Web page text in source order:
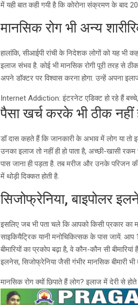
में यही बात कही गयी है कि कोरोना संक्रमण के बाद
मानसिक रोग भी अन्य
हालांकि, सीआईपी रांची के निदेशक लोगों को यह भी
इलाज संभव है. कोई भी मानसिक रोगी पूरी तरह से
अपने डॉक्टर पर विश्वास करना होगा. उन्हें अपना
Internet Addiction: इंटरनेट एडिक्ट हो रहे हैं
पैसा खर्च करके भी ठीक नहीं
डॉ दास कहते हैं कि जानकारी के अभाव में लोग या
उनका इलाज तो नहीं ही हो पाता है, अच्छी-खासी
पास जाना ही पड़ता है. तब मरीज और उनके परिजन
में थोड़ी दिक्कत होती है.
सिजोफ्रेनिया, बाइपोलर
इसलिए जब भी पता चले कि आपको किसी प्रकार का
साइकियैट्रिक यानी मनोचिकित्सक के पास जायें.
बीमारियों का प्रकोप बढ़ा है, वे कौन-कौन सी
इलनेस, सिजोफ्रेनिया जैसी गंभीर मानसिक बीमारी भी
मानसिक रोग क्यों छिपाते हैं लोग? इलाज में देरी से